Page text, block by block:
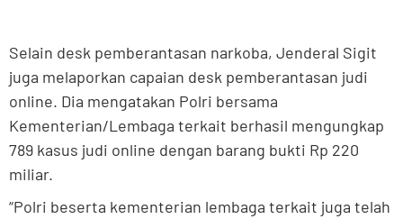
Selain desk pemberantasan narkoba, Jenderal Sigit
juga melaporkan capaian desk pemberantasan judi
online. Dia mengatakan Polri bersama
Kementerian/Lembaga terkait berhasil mengungkap
789 kasus judi online dengan barang bukti Rp 220
miliar.
“Polri beserta kementerian lembaga terkait juga telah